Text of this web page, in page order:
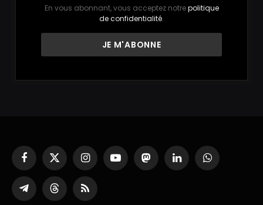
En vous abonnant, vous acceptez notrepolitique
de confidentialité.
Facebook
X
(Twitter)
InstagramYouTubeMastodonLinkedInWhatsApp
PartagerThreadsRSS